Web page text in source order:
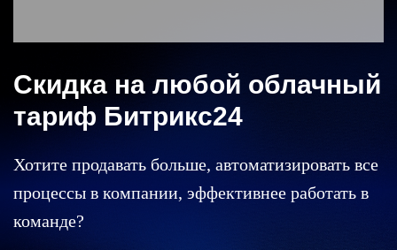
Скидка на любой облачный
тариф Битрикс24
Хотите продавать больше, автоматизировать все
процессы в компании, эффективнее работать в
команде?